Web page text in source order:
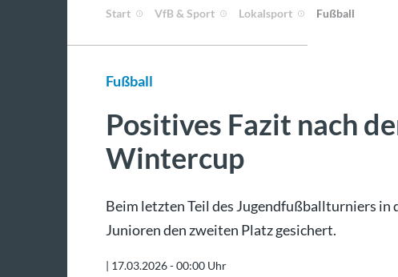
Start VfB & Sport Lokalsport Fußball
Fußball
Positives Fazit nach
Wintercup
Beim letzten Teil des Jugendfußballturniers in
Junioren den zweiten Platz gesichert.
| 17.03.2026 - 00:00 Uhr